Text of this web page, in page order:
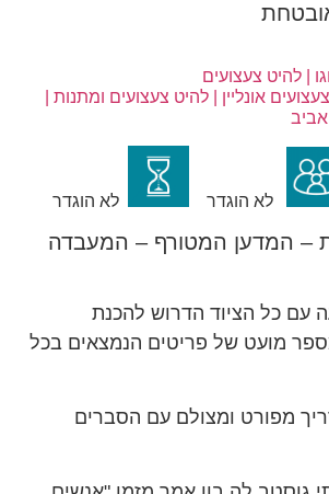
לא הוגדר לא הוגדר
– המדען המטורף – המעבדה
עם כל הציוד הדרוש להכנת
מועט של פריטים הנמצאים בכל
מפורט ומצולם עם הסברים